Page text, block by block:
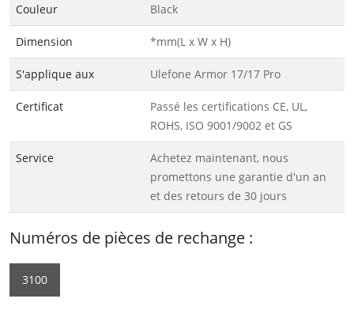
Couleur Black
Dimension *mm(L x W x H)
S'applique aux Ulefone Armor 17/17 Pro
Certificat
Passé les certifications CE, UL,
ROHS, ISO 9001/9002 et GS
Service
Achetez maintenant, nous
promettons une garantie d'un an
et des retours de 30 jours
Numéros de pièces de rechange :
3100